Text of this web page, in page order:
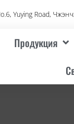
Yuying Road,
Продукция